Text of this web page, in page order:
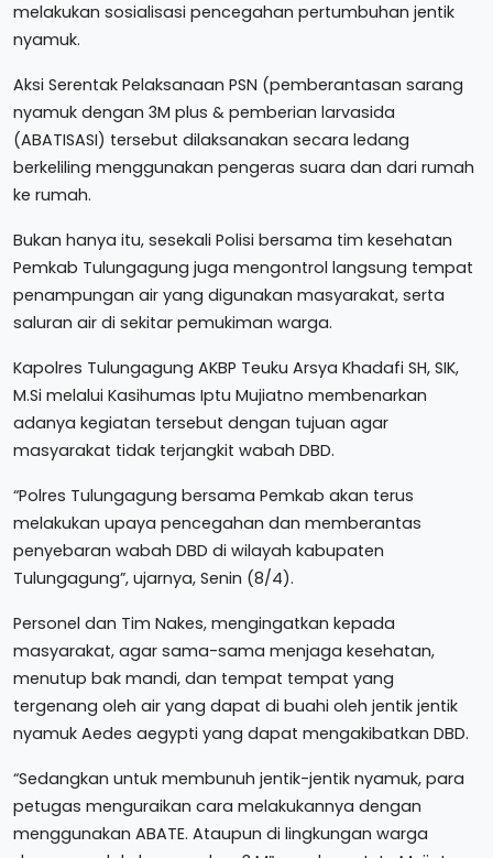
melakukan sosialisasi pencegahan pertumbuhan jentik
nyamuk.
Aksi Serentak Pelaksanaan PSN (pemberantasan sarang
nyamuk dengan 3M plus & pemberian larvasida
(ABATISASI) tersebut dilaksanakan secara ledang
berkeliling menggunakan pengeras suara dan dari rumah
ke rumah.
Bukan hanya itu, sesekali Polisi bersama tim kesehatan
Pemkab Tulungagung juga mengontrol langsung tempat
penampungan air yang digunakan masyarakat, serta
saluran air di sekitar pemukiman warga.
Kapolres Tulungagung AKBP Teuku Arsya Khadafi SH, SIK,
M.Si melalui Kasihumas Iptu Mujiatno membenarkan
adanya kegiatan tersebut dengan tujuan agar
masyarakat tidak terjangkit wabah DBD.
“Polres Tulungagung bersama Pemkab akan terus
melakukan upaya pencegahan dan memberantas
penyebaran wabah DBD di wilayah kabupaten
Tulungagung”, ujarnya, Senin (8/4).
Personel dan Tim Nakes, mengingatkan kepada
masyarakat, agar sama-sama menjaga kesehatan,
menutup bak mandi, dan tempat tempat yang
tergenang oleh air yang dapat di buahi oleh jentik jentik
nyamuk Aedes aegypti yang dapat mengakibatkan DBD.
“Sedangkan untuk membunuh jentik-jentik nyamuk, para
petugas menguraikan cara melakukannya dengan
menggunakan ABATE. Ataupun di lingkungan warga